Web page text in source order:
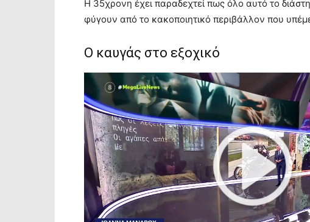
Η 35χρονη έχει παραδεχτεί πως όλο αυτό το
φύγουν από το κακοποιητικό περιβάλλον που
Ο καυγάς στο εξοχικό